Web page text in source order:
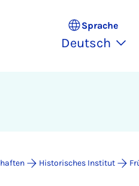
Sprache
Deutsch
Historisches Institut